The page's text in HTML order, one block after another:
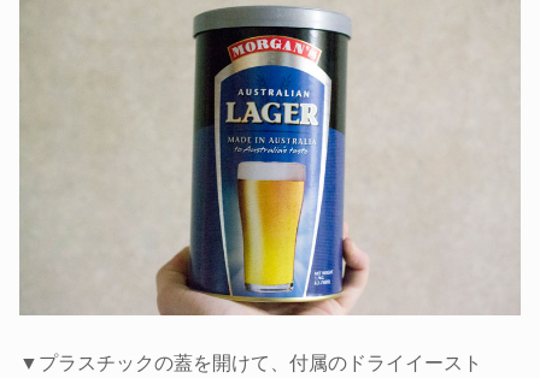
▼プラスチックの蓋を開けて、付属のドライイースト